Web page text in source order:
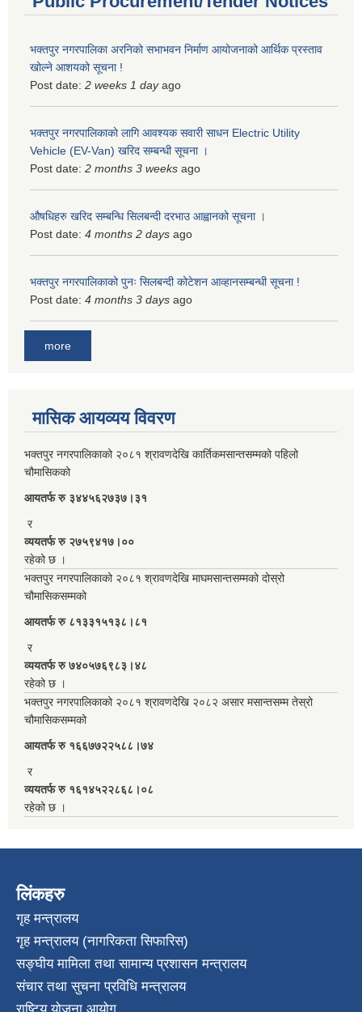
भक्तपुर नगरपालिका अरनिको सभाभवन निर्माण आयोजनाको आर्थिक प्रस्ताव
खोल्ने आशयको सूचना !
Post date: 2 weeks 1 dayago
भक्तपुर नगरपालिकाकाे लागि आवश्यक सवारी साधन Electric Utility
Vehicle (EV-Van) खरिद सम्बन्धी सूचना ।
Post date: 2 months 3 weeks ago
औषधिहरु खरिद सम्बन्धि सिलबन्दी दरभाउ आह्वानको सूचना ।
Post date: 4 months 2 days ago
भक्तपुर नगरपालिकाको पुनः सिलबन्दी कोटेशन आव्हानसम्बन्धी सूचना !
Post date: 4 months 3 days ago
more
मासिक आयव्यय विवरण
भक्तपुर नगरपालिकाको २०८१ श्रावणदेखि कार्तिकमसान्तसम्मको पहिलो
चौमासिकको
आयतर्फ रु‌ ३४४५६२७३७।३१
र
व्ययतर्फ रु २७५९४१७।००
रहेको छ ।
भक्तपुर नगरपालिकाको २०८१ श्रावणदेखि माघमसान्तसम्मको दोस्रो
चौमासिकसम्मको
आयतर्फ रु‌ ८१३३१५१३८।८१
र
व्ययतर्फ रु ७४०५७६९८३।४८
रहेको छ ।
भक्तपुर नगरपालिकाको २०८१ श्रावणदेखि २०८२ असार मसान्तसम्म तेस्रो
चौमासिकसम्मको
आयतर्फ रु‌ १६६७७२२५८८।७४
र
व्ययतर्फ रु १६१४५२२८६८।०८
रहेको छ ।
लिंकहरु
गृह मन्त्रालय
गृह मन्त्रालय (नागरिकता सिफारिस)
सङ्घीय मामिला तथा सामान्य प्रशासन मन्त्रालय
संचार तथा सुचना प्रविधि मन्त्रालय